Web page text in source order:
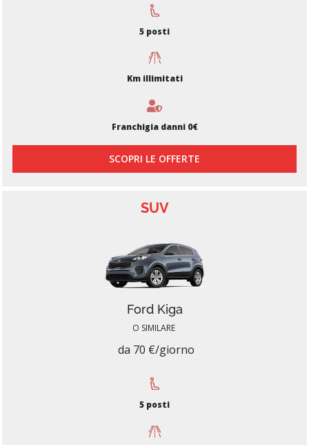
5 posti
Km illimitati
Franchigia danni 0€
SCOPRI LE OFFERTE
SUV
Ford Kiga
O SIMILARE
da 70 €/giorno
5 posti